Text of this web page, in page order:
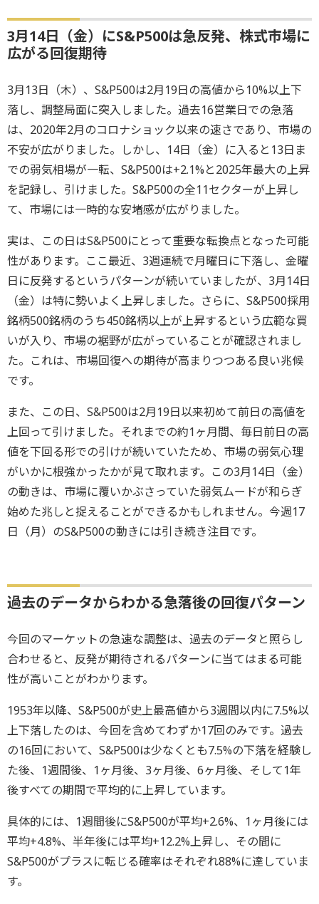
3月14日（金）にS&P500は急反発、株式市場に
広がる回復期待
3月13日（木）、S&P500は2月19日の高値から10%以上下
落し、調整局面に突入しました。過去16営業日での急落
は、2020年2月のコロナショック以来の速さであり、市場の
不安が広がりました。しかし、14日（金）に入ると13日ま
での弱気相場が一転、S&P500は+2.1%と2025年最大の上昇
を記録し、引けました。S&P500の全11セクターが上昇し
て、市場には一時的な安堵感が広がりました。
実は、この日はS&P500にとって重要な転換点となった可能
性があります。ここ最近、3週連続で月曜日に下落し、金曜
日に反発するというパターンが続いていましたが、3月14日
（金）は特に勢いよく上昇しました。さらに、S&P500採用
銘柄500銘柄のうち450銘柄以上が上昇するという広範な買
いが入り、市場の裾野が広がっていることが確認されまし
た。これは、市場回復への期待が高まりつつある良い兆候
です。
また、この日、S&P500は2月19日以来初めて前日の高値を
上回って引けました。それまでの約1ヶ月間、毎日前日の高
値を下回る形での引けが続いていたため、市場の弱気心理
がいかに根強かったかが見て取れます。この3月14日（金）
の動きは、市場に覆いかぶさっていた弱気ムードが和らぎ
始めた兆しと捉えることができるかもしれません。今週17
日（月）のS&P500の動きには引き続き注目です。
過去のデータからわかる急落後の回復パターン
今回のマーケットの急速な調整は、過去のデータと照らし
合わせると、反発が期待されるパターンに当てはまる可能
性が高いことがわかります。
1953年以降、S&P500が史上最高値から3週間以内に7.5%以
上下落したのは、今回を含めてわずか17回のみです。過去
の16回において、S&P500は少なくとも7.5%の下落を経験し
た後、1週間後、1ヶ月後、3ヶ月後、6ヶ月後、そして1年
後すべての期間で平均的に上昇しています。
具体的には、1週間後にS&P500が平均+2.6%、1ヶ月後には
平均+4.8%、半年後には平均+12.2%上昇し、その間に
S&P500がプラスに転じる確率はそれぞれ88%に達していま
す。